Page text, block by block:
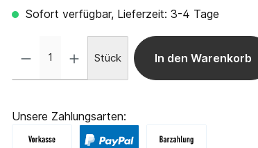
Sofort verfügbar, Lieferzeit: 3-4 Tage
Stück In den Warenkorb
Unsere Zahlungsarten: